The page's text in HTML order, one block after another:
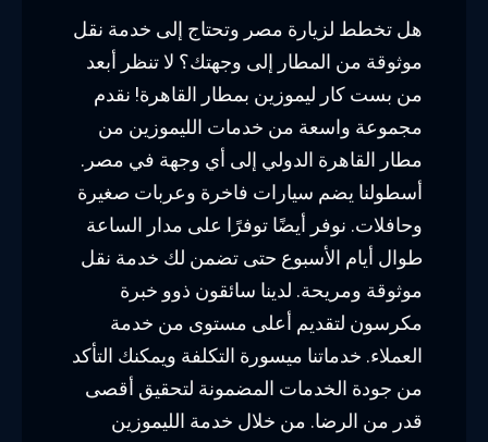
هل تخطط لزيارة مصر وتحتاج إلى خدمة نقل
موثوقة من المطار إلى وجهتك؟ لا تنظر أبعد
من بست كار ليموزين بمطار القاهرة! نقدم
مجموعة واسعة من خدمات الليموزين من
مطار القاهرة الدولي إلى أي وجهة في مصر.
أسطولنا يضم سيارات فاخرة وعربات صغيرة
وحافلات. نوفر أيضًا توفرًا على مدار الساعة
طوال أيام الأسبوع حتى تضمن لك خدمة نقل
موثوقة ومريحة. لدينا سائقون ذوو خبرة
مكرسون لتقديم أعلى مستوى من خدمة
العملاء. خدماتنا ميسورة التكلفة ويمكنك التأكد
من جودة الخدمات المضمونة لتحقيق أقصى
قدر من الرضا. من خلال خدمة الليموزين